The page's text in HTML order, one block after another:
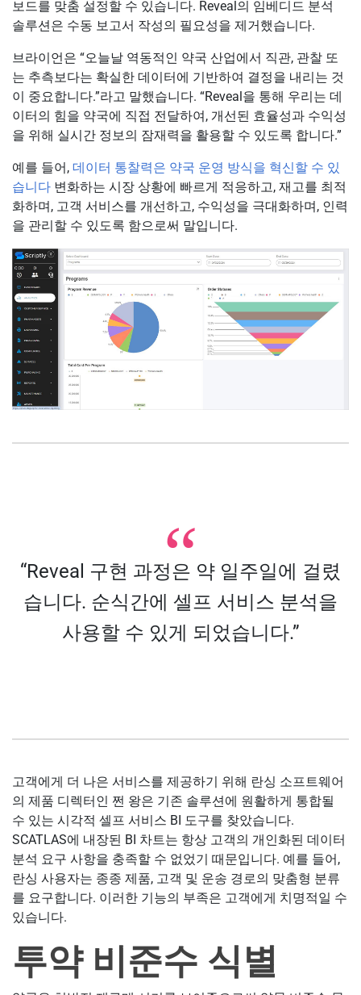
보드를 맞춤 설정할 수 있습니다. Reveal의 임베디드 분석
솔루션은 수동 보고서 작성의 필요성을 제거했습니다.
브라이언은 “오늘날 역동적인 약국 산업에서 직관, 관찰 또
는 추측보다는 확실한 데이터에 기반하여 결정을 내리는 것
이 중요합니다.”라고 말했습니다. “Reveal을 통해 우리는 데
이터의 힘을 약국에 직접 전달하여, 개선된 효율성과 수익성
을 위해 실시간 정보의 잠재력을 활용할 수 있도록 합니다.”
예를 들어, 데이터 통찰력은 약국 운영 방식을 혁신할 수 있
습니다 변화하는 시장 상황에 빠르게 적응하고, 재고를 최적
화하며, 고객 서비스를 개선하고, 수익성을 극대화하며, 인력
을 관리할 수 있도록 함으로써 말입니다.
“Reveal 구현 과정은 약 일주일에 걸렸
습니다. 순식간에 셀프 서비스 분석을
사용할 수 있게 되었습니다.”
고객에게 더 나은 서비스를 제공하기 위해 란싱 소프트웨어
의 제품 디렉터인 쩐 왕은 기존 솔루션에 원활하게 통합될
수 있는 시각적 셀프 서비스 BI 도구를 찾았습니다.
SCATLAS에 내장된 BI 차트는 항상 고객의 개인화된 데이터
분석 요구 사항을 충족할 수 없었기 때문입니다. 예를 들어,
란싱 사용자는 종종 제품, 고객 및 운송 경로의 맞춤형 분류
를 요구합니다. 이러한 기능의 부족은 고객에게 치명적일 수
있습니다.
투약 비준수 식별